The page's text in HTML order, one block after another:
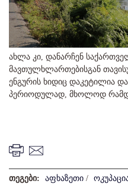
ახლა კი, დანარჩენ
მავთულხლართებისგან
ენგურის ხიდიც დაკეტილია და
პერიოდულად, მხოლოდ
თეგები: აფხაზეთი /